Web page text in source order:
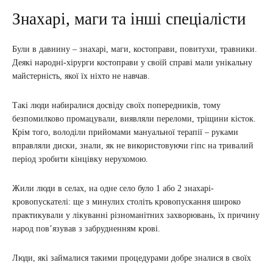
Знахарі, маги та інші спеціалісти
Були в давнину – знахарі, маги, костоправи, повитухи, травники.
Деякі народні-хірурги костоправи у своїй справі мали унікальну
майстерність, якої їх ніхто не навчав.
Такі люди набиралися досвіду своїх попередників, тому
безпомилково промацували, виявляли переломи, тріщини кісток.
Крім того, володіли прийомами мануальної терапії – руками
вправляли диски, знали, як не використовуючи гіпс на тривалий
період зробити кінцівку нерухомою.
Жили люди в селах, на одне село було 1 або 2 знахарі-
кровопускателі: ще з минулих століть кровопускання широко
практикували у лікуванні різноманітних захворювань, їх причину
народ пов’язував з забрудненням крові.
Люди, які займалися такими процедурами добре зналися в своїх